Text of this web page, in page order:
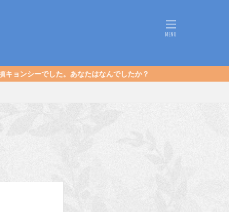
たはなんでしたか？